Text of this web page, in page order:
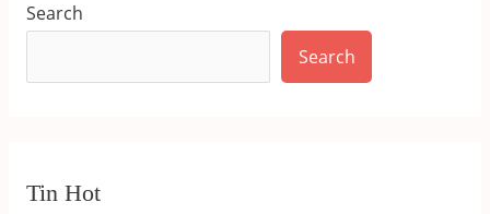
Search
Search
Tin Hot